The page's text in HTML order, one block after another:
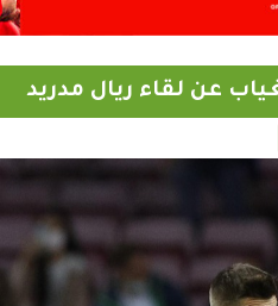
عن لقاء ريال مدريد